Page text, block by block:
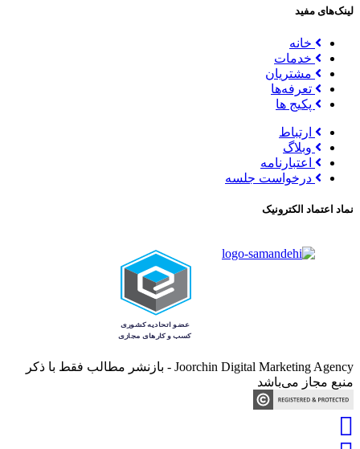
لینک‌های مفید
خانه
خدمات
مشتریان
تعرفه‌ها
پکیج ها
ارتباط
وبلاگ
اعتبارنامه
درخواست جلسه
نماد اعتماد الکترونیک
Joorchin Digital Marketing Agency - بازنشر مطالب فقط با ذکر
منبع مجاز می‌باشد